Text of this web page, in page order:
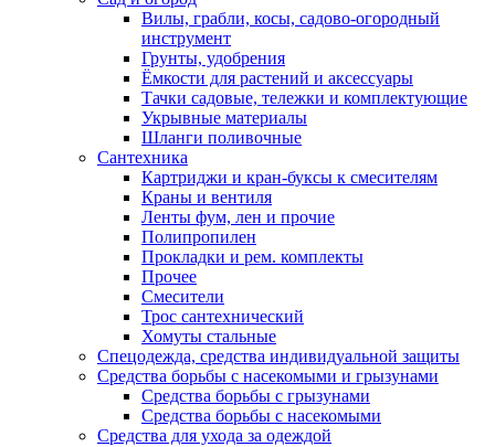
Вилы, грабли, косы, садово-огородный
инструмент
Грунты, удобрения
Ёмкости для растений и аксессуары
Тачки садовые, тележки и комплектующие
Укрывные материалы
Шланги поливочные
Сантехника
Картриджи и кран-буксы к смесителям
Краны и вентиля
Ленты фум, лен и прочие
Полипропилен
Прокладки и рем. комплекты
Прочее
Смесители
Трос сантехнический
Хомуты стальные
Спецодежда, средства индивидуальной защиты
Средства борьбы с насекомыми и грызунами
Средства борьбы с грызунами
Средства борьбы с насекомыми
Средства для ухода за одеждой